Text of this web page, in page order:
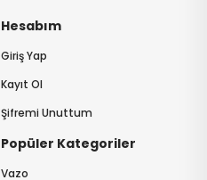
Hesabım
Giriş Yap
Kayıt Ol
Şifremi Unuttum
Popüler Kategoriler
Vazo